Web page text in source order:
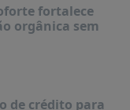
fortalece
orgânica sem
de crédito para